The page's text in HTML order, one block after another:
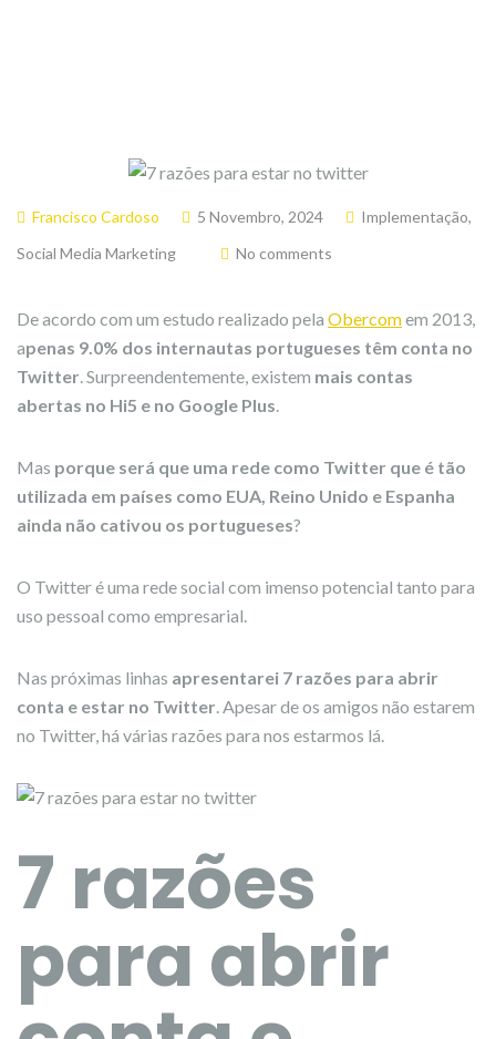
Francisco Cardoso 5 Novembro, 2024 Implementação,
Social Media Marketing
No comments
De acordo com um estudo realizado pela Obercomem 2013,
apenas 9.0% dos internautas portugueses têm conta no
Twitter. Surpreendentemente, existem mais contas
abertas no Hi5 e no Google Plus.
Mas porque será que uma rede como Twitter que é tão
utilizada em países como EUA, Reino Unido e Espanha
ainda não cativou os portugueses?
O Twitter é uma rede social com imenso potencial tanto para
uso pessoal como empresarial.
Nas próximas linhas apresentarei 7 razões para abrir
conta e estar no Twitter. Apesar de os amigos não estarem
no Twitter, há várias razões para nos estarmos lá.
7 razões
para abrir